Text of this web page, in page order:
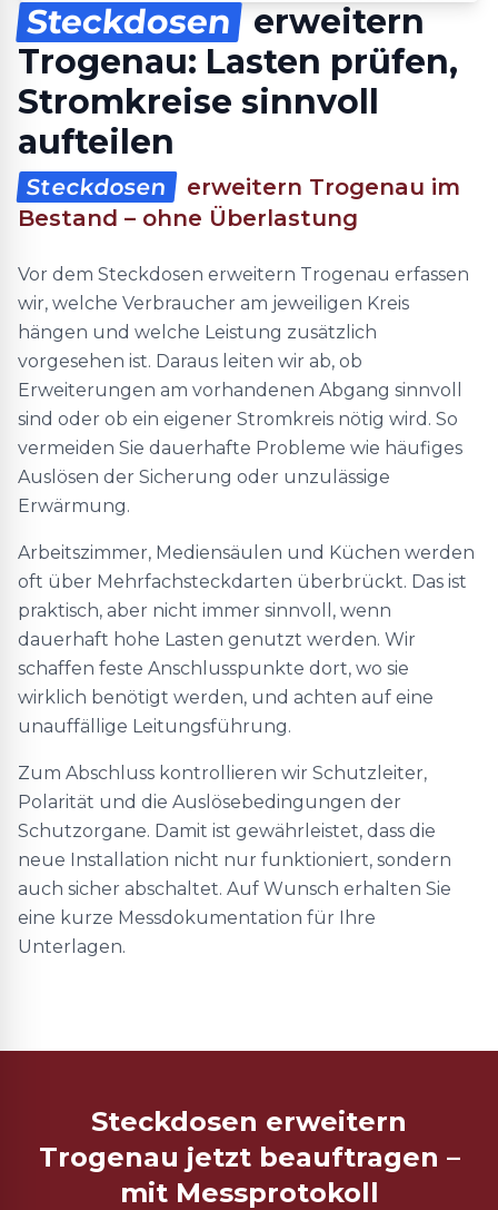
Steckdosen
erweitern
Trogenau: Lasten prüfen,
Stromkreise sinnvoll
aufteilen
Steckdosen
erweitern Trogenau im
Bestand – ohne Überlastung
Vor dem Steckdosen erweitern Trogenau erfassen
wir, welche Verbraucher am jeweiligen Kreis
hängen und welche Leistung zusätzlich
vorgesehen ist. Daraus leiten wir ab, ob
Erweiterungen am vorhandenen Abgang sinnvoll
sind oder ob ein eigener Stromkreis nötig wird. So
vermeiden Sie dauerhafte Probleme wie häufiges
Auslösen der Sicherung oder unzulässige
Erwärmung.
Arbeitszimmer, Mediensäulen und Küchen werden
oft über Mehrfachsteckdarten überbrückt. Das ist
praktisch, aber nicht immer sinnvoll, wenn
dauerhaft hohe Lasten genutzt werden. Wir
schaffen feste Anschlusspunkte dort, wo sie
wirklich benötigt werden, und achten auf eine
unauffällige Leitungsführung.
Zum Abschluss kontrollieren wir Schutzleiter,
Polarität und die Auslösebedingungen der
Schutzorgane. Damit ist gewährleistet, dass die
neue Installation nicht nur funktioniert, sondern
auch sicher abschaltet. Auf Wunsch erhalten Sie
eine kurze Messdokumentation für Ihre
Unterlagen.
Steckdosen erweitern
Trogenau jetzt beauftragen –
mit Messprotokoll